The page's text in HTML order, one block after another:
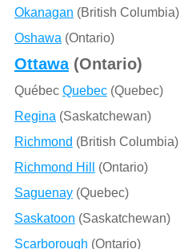
Okanagan (British Columbia)
Oshawa (Ontario)
Ottawa(Ontario)
Québec Quebec(Quebec)
Regina (Saskatchewan)
Richmond (British Columbia)
Richmond Hill
(Ontario)
Saguenay(Quebec)
Saskatoon (Saskatchewan)
Scarborough (Ontario)